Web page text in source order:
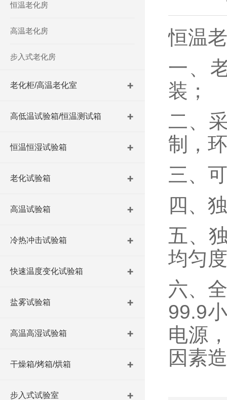
恒温老化房
高温老化房
步入式老化房
老化柜/高温老化室
高低温试验箱/恒温测试箱
恒温恒湿试验箱
老化试验箱
高温试验箱
冷热冲击试验箱
快速温度变化试验箱
盐雾试验箱
高温高湿试验箱
干燥箱/烤箱/烘箱
步入式试验室
恒温
一、
装；
二、
制，
三、
四、
五、
均匀
六、
99.9
电源
因素